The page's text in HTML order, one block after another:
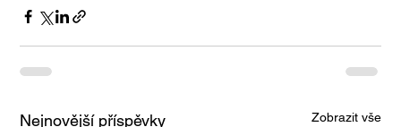
Nejnovější příspěvky Zobrazit vše